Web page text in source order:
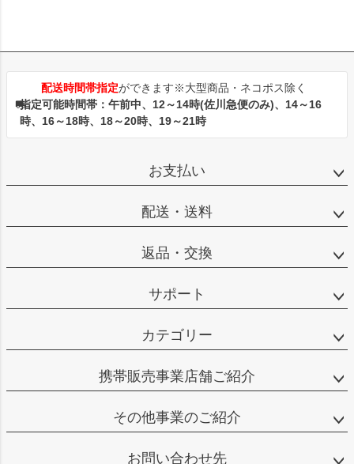
配送時間帯指定ができます※大型商品・ネコポス除く
指定可能時間帯：午前中、12～14時(佐川急便のみ)、14～16
時、16～18時、18～20時、19～21時
お支払い
配送・送料
返品・交換
サポート
カテゴリー
携帯販売事業店舗ご紹介
その他事業のご紹介
お問い合わせ先